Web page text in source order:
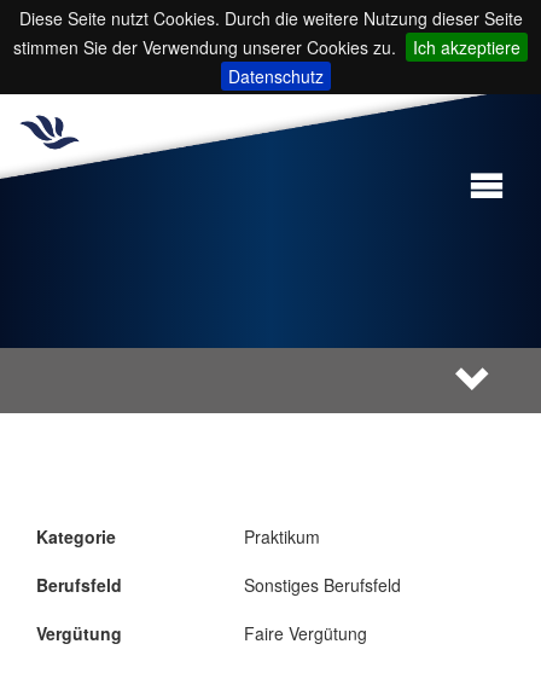
Diese Seite nutzt Cookies. Durch die weitere Nutzung dieser Seite
stimmen Sie der Verwendung unserer Cookies zu.
Ich akzeptiere
Datenschutz
Kategorie
Berufsfeld
Vergütung
Praktikum
Sonstiges Berufsfeld
Faire Vergütung